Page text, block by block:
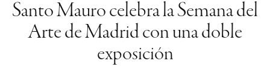
Santo Mauro celebra la Semana del
Arte de Madrid con una doble
exposición